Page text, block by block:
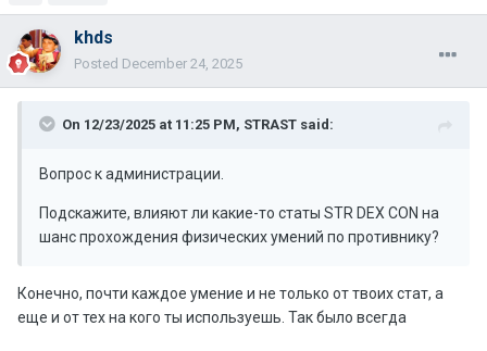
khds
Posted December 24, 2025
On 12/23/2025 at 11:25 PM, STRAST said:
Вопрос к администрации.
Подскажите, влияют ли какие-то статы STR DEX CON на
шанс прохождения физических умений по противнику?
Конечно, почти каждое умение и не только от твоих стат, а
еще и от тех на кого ты используешь. Так было всегда